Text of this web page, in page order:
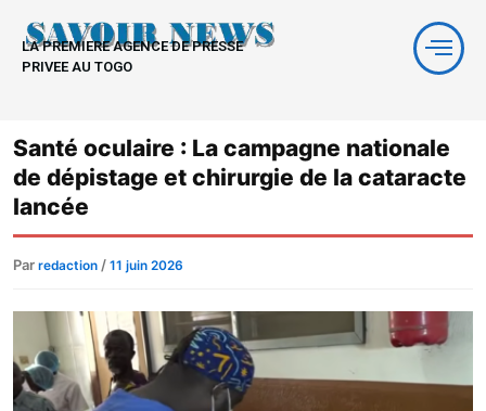
contenu
LA PREMIERE AGENCE DE PRESSE
PRIVEE AU TOGO
Santé oculaire : La campagne nationale
de dépistage et chirurgie de la cataracte
lancée
Par redaction / 11 juin 2026